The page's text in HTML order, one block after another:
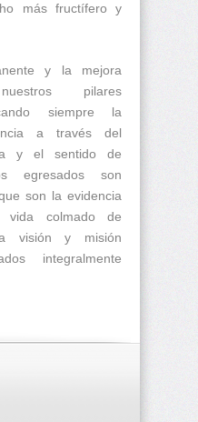
más fructífero y
y la mejora
pilares
siempre la
a través del
y el sentido de
egresados son
son la evidencia
colmado de
visión y misión
integralmente